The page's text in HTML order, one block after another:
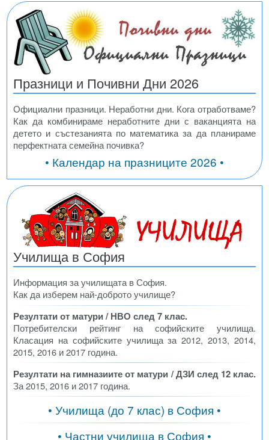
Празници и Почивни Дни 2026
Официални празници. Неработни дни. Кога отработваме?
Как да комбинираме неработните дни с ваканцията на
детето и състезанията по математика за да планираме
перфектната семейна почивка?
• Календар на празниците 2026 •
Училища в София
Информация за училищата в София.
Как да изберем най-доброто училище?
Резултати от матури / НВО след 7 клас.
Потребителски рейтинг на софийските училища.
Класация на софийските училища за 2012, 2013, 2014,
2015, 2016 и 2017 година.
Резултати на гимназиите от матури / ДЗИ след 12 клас.
За 2015, 2016 и 2017 година.
• Училища (до 7 клас) в София •
• Частни училища в София •